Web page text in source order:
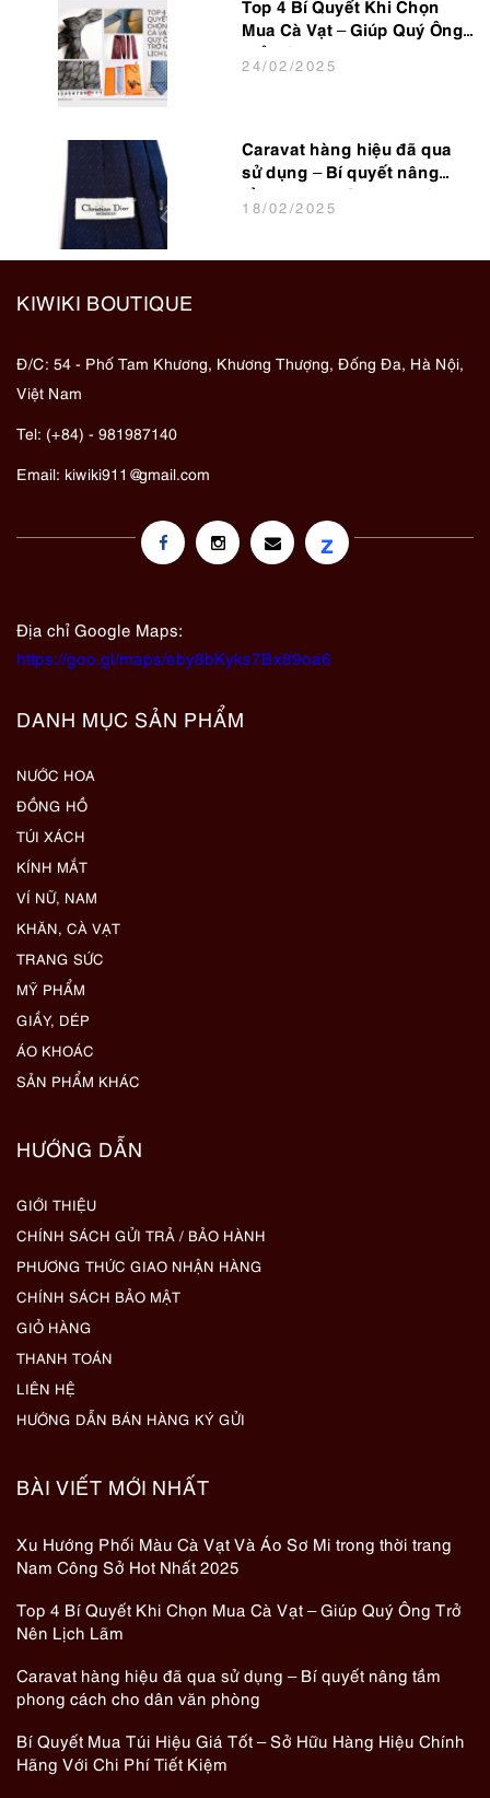
Top 4 Bí Quyết Khi Chọn
Mua Cà Vạt – Giúp Quý Ông
24/02/2025
Caravat hàng hiệu đã qua
sử dụng – Bí quyết nâng
18/02/2025
KIWIKI BOUTIQUE
Đ/C: 54 - Phố Tam Khương, Khương Thượng, Đống Đa, Hà Nội,
Việt Nam
Tel: (+84) - 981987140
Email: kiwiki911@gmail.com
z
Địa chỉ Google Maps:
https://goo.gl/maps/eby8bKyks7Bx89oa6
DANH MỤC SẢN PHẨM
NƯỚC HOA
ĐỒNG HỒ
TÚI XÁCH
KÍNH MẮT
VÍ NỮ, NAM
KHĂN, CÀ VẠT
TRANG SỨC
MỸ PHẨM
GIẦY, DÉP
ÁO KHOÁC
SẢN PHẨM KHÁC
HƯỚNG DẪN
GIỚI THIỆU
CHÍNH SÁCH GỬI TRẢ / BẢO HÀNH
PHƯƠNG THỨC GIAO NHẬN HÀNG
CHÍNH SÁCH BẢO MẬT
GIỎ HÀNG
THANH TOÁN
LIÊN HỆ
HƯỚNG DẪN BÁN HÀNG KÝ GỬI
BÀI VIẾT MỚI NHẤT
Xu Hướng Phối Màu Cà Vạt Và Áo Sơ Mi trong thời trang
Nam Công Sở Hot Nhất 2025
Top 4 Bí Quyết Khi Chọn Mua Cà Vạt – Giúp Quý Ông Trở
Nên Lịch Lãm
Caravat hàng hiệu đã qua sử dụng – Bí quyết nâng tầm
phong cách cho dân văn phòng
Bí Quyết Mua Túi Hiệu Giá Tốt – Sở Hữu Hàng Hiệu Chính
Hãng Với Chi Phí Tiết Kiệm